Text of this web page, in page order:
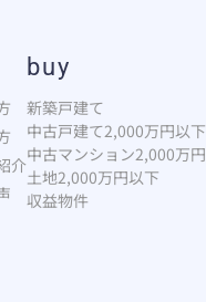
介
buy
新築戸建て
中古戸建て2,000万円以下
中古マンション2,000万
土地2,000万円以下
収益物件